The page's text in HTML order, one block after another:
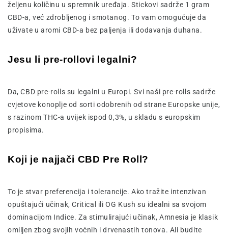
željenu količinu u spremnik uređaja. Stickovi sadrže 1 gram
CBD-a, već zdrobljenog i smotanog. To vam omogućuje da
uživate u aromi CBD-a bez paljenja ili dodavanja duhana.
Jesu li pre-rollovi legalni?
Da, CBD pre-rolls su legalni u Europi. Svi naši pre-rolls sadrže
cvjetove konoplje od sorti odobrenih od strane Europske unije,
s razinom THC-a uvijek ispod 0,3%, u skladu s europskim
propisima.
Koji je najjači CBD Pre Roll?
To je stvar preferencija i tolerancije. Ako tražite intenzivan
opuštajući učinak, Critical ili OG Kush su idealni sa svojom
dominacijom Indice. Za stimulirajući učinak, Amnesia je klasik
omiljen zbog svojih voćnih i drvenastih tonova. Ali budite